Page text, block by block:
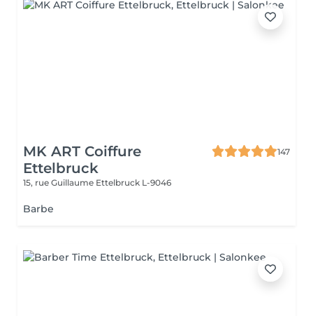
MK ART Coiffure
Ettelbruck
147
15, rue Guillaume Ettelbruck L-9046
Barbe